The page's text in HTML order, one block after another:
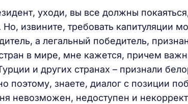
уходи, вы все должны
извините, требовать капитуляции
а легальный победитель,
в мире, мне кажется, причем
и других странах – признали
поэтому, знаете, диалог с позиции
невозможен, недоступен и